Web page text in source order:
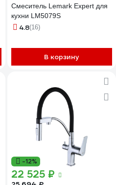
Смеситель Lemark Expert для
кухни LM5079S
4.8(16)
В корзину
-12%
22 525 ₽